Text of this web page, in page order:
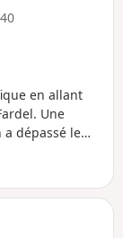
en allant
Une
dépassé le